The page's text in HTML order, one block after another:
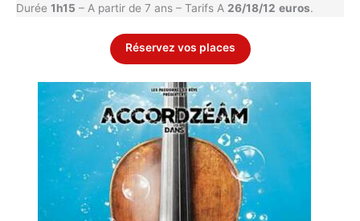
Durée 1h15 – A partir de 7 ans – Tarifs A 26/18/12 euros.
Réservez vos places